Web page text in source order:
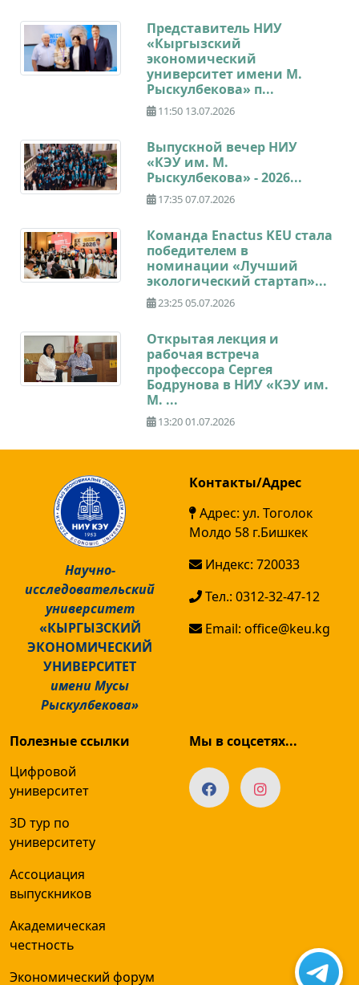
Представитель НИУ
«Кыргызский
экономический
университет имени М.
Рыскулбекова» п...
11:50 13.07.2026
Выпускной вечер НИУ
«КЭУ им. М.
Рыскулбекова» - 2026...
17:35 07.07.2026
Команда Enactus KEU стала
победителем в
номинации «Лучший
экологический стартап»...
23:25 05.07.2026
Открытая лекция и
рабочая встреча
профессора Сергея
Бодрунова в НИУ «КЭУ им.
М. ...
13:20 01.07.2026
Научно-
исследовательский
университет
«КЫРГЫЗСКИЙ
ЭКОНОМИЧЕСКИЙ
УНИВЕРСИТЕТ
имени Мусы
Рыскулбекова»
Контакты/Адрес
Адрес: ул. Тоголок
Молдо 58 г.Бишкек
Индекс: 720033
Тел.: 0312-32-47-12
Email: office@keu.kg
Полезные ссылки
Цифровой
университет
3D тур по
университету
Ассоциация
выпускников
Академическая
честность
Экономический форум
Мы в соцсетях...